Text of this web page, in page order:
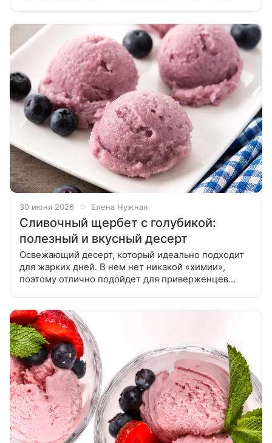
30 июня 2026 Елена Нужная
Сливочный щербет с голубикой:
полезный и вкусный десерт
Освежающий десерт, который идеально подходит
для жарких дней. В нем нет никакой «химии»,
поэтому отлично подойдет для приверженцев